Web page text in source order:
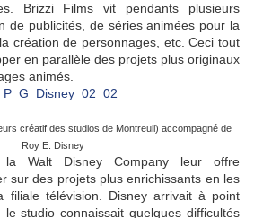
Brizzi Films vit pendants plusieurs
de publicités, de séries animées pour la
création de personnages, etc. Ceci tout
en parallèle des projets plus originaux
animés.
créatif des studios de Montreuil) accompagné de
Roy E. Disney
Walt Disney Company leur offre
sur des projets plus enrichissants en les
filiale télévision. Disney arrivait à point
studio connaissait quelques difficultés